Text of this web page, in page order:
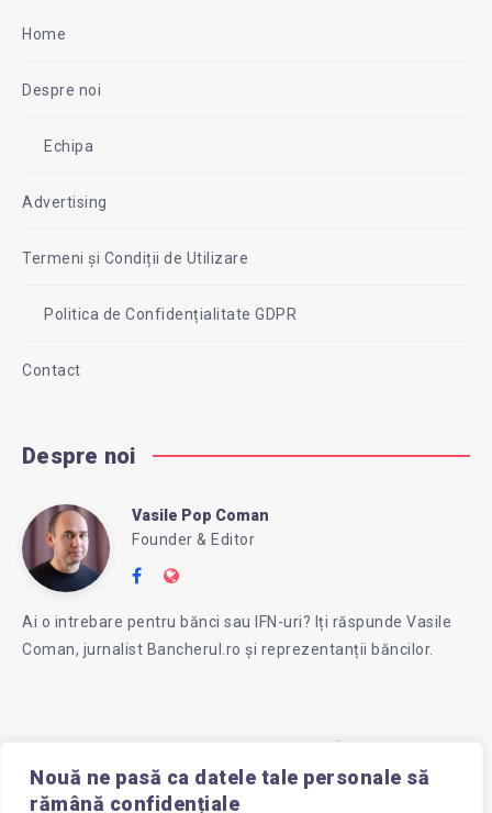
Nouă ne pasă ca datele tale personale să
rămână confidențiale
Home
Despre noi
Echipa
Advertising
Termeni și Condiții de Utilizare
Politica de Confidențialitate GDPR
Contact
Despre noi
Vasile
Pop
Vasile Pop Coman
Founder & Editor
Follow
on
Website:
Ai o intrebare pentru bănci sau IFN-uri? Iți răspunde Vasile
Coman, jurnalist Bancherul.ro și reprezentanții băncilor.